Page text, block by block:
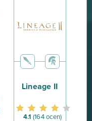
Lineage II
4.1 (164 ocen)